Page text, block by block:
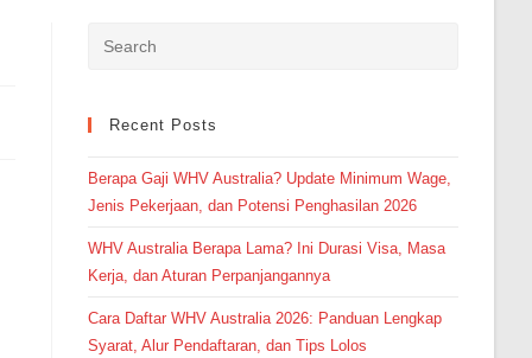
Recent Posts
Berapa Gaji WHV Australia? Update Minimum Wage,
Jenis Pekerjaan, dan Potensi Penghasilan 2026
WHV Australia Berapa Lama? Ini Durasi Visa, Masa
Kerja, dan Aturan Perpanjangannya
Cara Daftar WHV Australia 2026: Panduan Lengkap
Syarat, Alur Pendaftaran, dan Tips Lolos